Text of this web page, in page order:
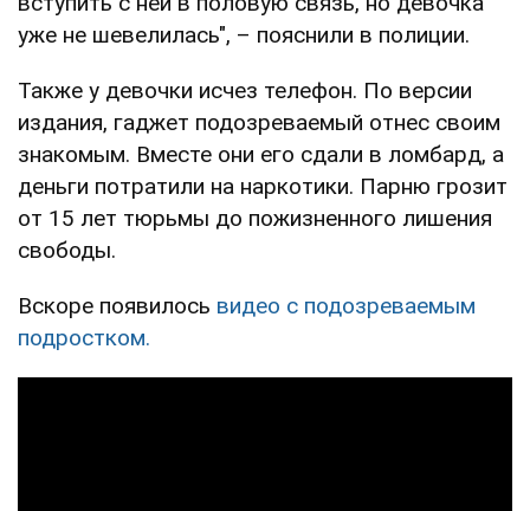
уже не шевелилась", – пояснили в полиции.
Также у девочки исчез телефон. По версии
издания, гаджет подозреваемый отнес своим
знакомым. Вместе они его сдали в ломбард, а
деньги потратили на наркотики. Парню грозит
от 15 лет тюрьмы до пожизненного лишения
свободы.
Вскоре появилось видео с подозреваемым
подростком.